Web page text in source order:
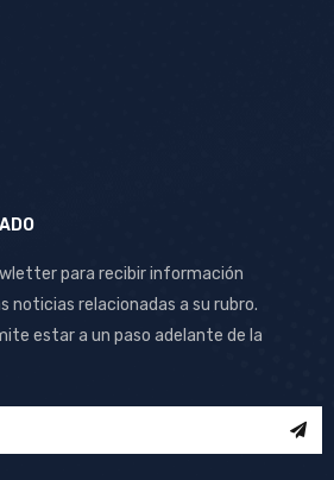
para recibir información
noticias relacionadas a su rubro.
estar a un paso adelante de la